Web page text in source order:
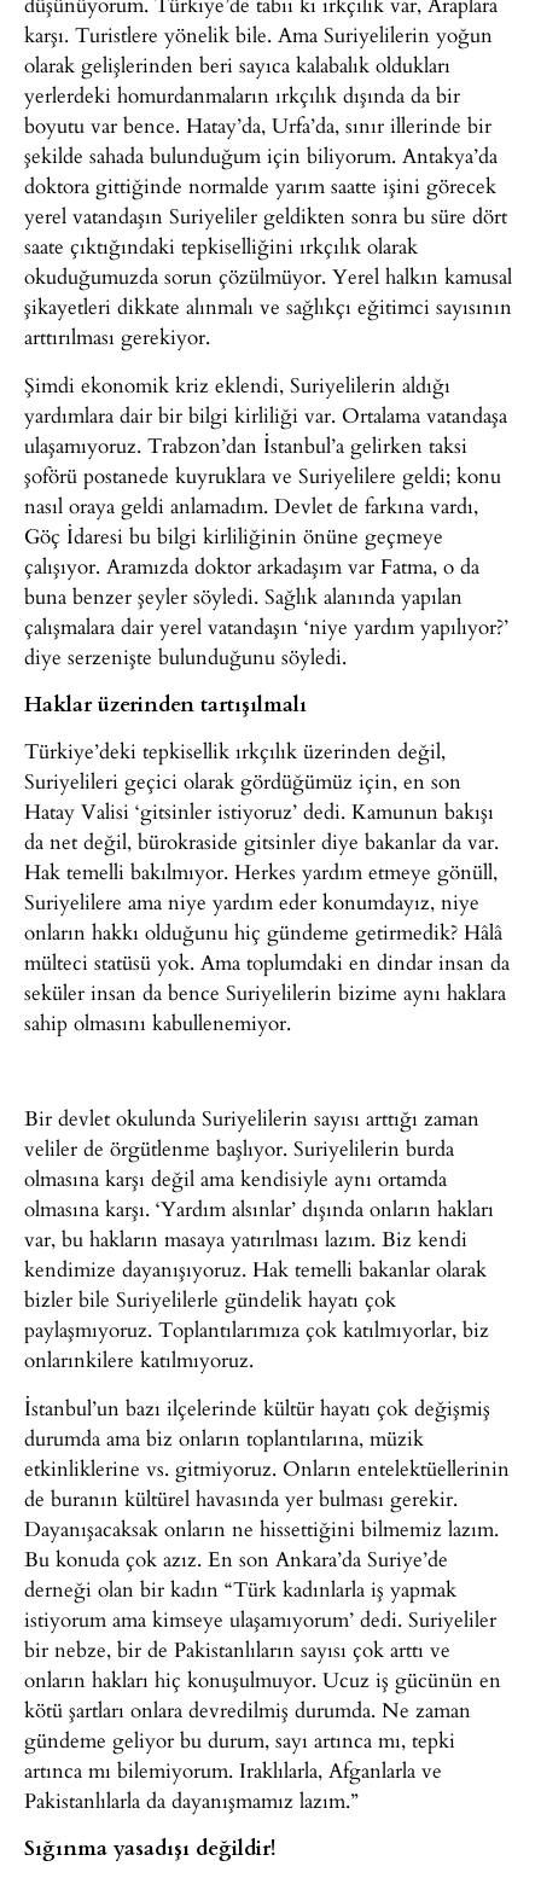
karşı. Turistlere yönelik bile. Ama Suriyelilerin yoğun
olarak gelişlerinden beri sayıca kalabalık oldukları
yerlerdeki homurdanmaların ırkçılık dışında da bir
boyutu var bence. Hatay’da, Urfa’da, sınır illerinde bir
şekilde sahada bulunduğum için biliyorum. Antakya’da
doktora gittiğinde normalde yarım saatte işini görecek
yerel vatandaşın Suriyeliler geldikten sonra bu süre dört
saate çıktığındaki tepkiselliğini ırkçılık olarak
okuduğumuzda sorun çözülmüyor. Yerel halkın kamusal
şikayetleri dikkate alınmalı ve sağlıkçı eğitimci sayısının
arttırılması gerekiyor.
Şimdi ekonomik kriz eklendi, Suriyelilerin aldığı
yardımlara dair bir bilgi kirliliği var. Ortalama vatandaşa
ulaşamıyoruz. Trabzon’dan İstanbul’a gelirken taksi
şoförü postanede kuyruklara ve Suriyelilere geldi; konu
nasıl oraya geldi anlamadım. Devlet de farkına vardı,
Göç İdaresi bu bilgi kirliliğinin önüne geçmeye
çalışıyor. Aramızda doktor arkadaşım var Fatma, o da
buna benzer şeyler söyledi. Sağlık alanında yapılan
çalışmalara dair yerel vatandaşın ‘niye yardım yapılıyor?’
diye serzenişte bulunduğunu söyledi.
Haklar üzerinden tartışılmalı
Türkiye’deki tepkisellik ırkçılık üzerinden değil,
Suriyelileri geçici olarak gördüğümüz için, en son
Hatay Valisi ‘gitsinler istiyoruz’ dedi. Kamunun bakışı
da net değil, bürokraside gitsinler diye bakanlar da var.
Hak temelli bakılmıyor. Herkes yardım etmeye gönüll,
Suriyelilere ama niye yardım eder konumdayız, niye
onların hakkı olduğunu hiç gündeme getirmedik? Hâlâ
mülteci statüsü yok. Ama toplumdaki en dindar insan da
seküler insan da bence Suriyelilerin bizime aynı haklara
sahip olmasını kabullenemiyor.
Bir devlet okulunda Suriyelilerin sayısı arttığı zaman
veliler de örgütlenme başlıyor. Suriyelilerin burda
olmasına karşı değil ama kendisiyle aynı ortamda
olmasına karşı. ‘Yardım alsınlar’ dışında onların hakları
var, bu hakların masaya yatırılması lazım. Biz kendi
kendimize dayanışıyoruz. Hak temelli bakanlar olarak
bizler bile Suriyelilerle gündelik hayatı çok
paylaşmıyoruz. Toplantılarımıza çok katılmıyorlar, biz
onlarınkilere katılmıyoruz.
İstanbul’un bazı ilçelerinde kültür hayatı çok değişmiş
durumda ama biz onların toplantılarına, müzik
etkinliklerine vs. gitmiyoruz. Onların entelektüellerinin
de buranın kültürel havasında yer bulması gerekir.
Dayanışacaksak onların ne hissettiğini bilmemiz lazım.
Bu konuda çok azız. En son Ankara’da Suriye’de
derneği olan bir kadın “Türk kadınlarla iş yapmak
istiyorum ama kimseye ulaşamıyorum’ dedi. Suriyeliler
bir nebze, bir de Pakistanlıların sayısı çok arttı ve
onların hakları hiç konuşulmuyor. Ucuz iş gücünün en
kötü şartları onlara devredilmiş durumda. Ne zaman
gündeme geliyor bu durum, sayı artınca mı, tepki
artınca mı bilemiyorum. Iraklılarla, Afganlarla ve
Pakistanlılarla da dayanışmamız lazım.”
Sığınma yasadışı değildir!